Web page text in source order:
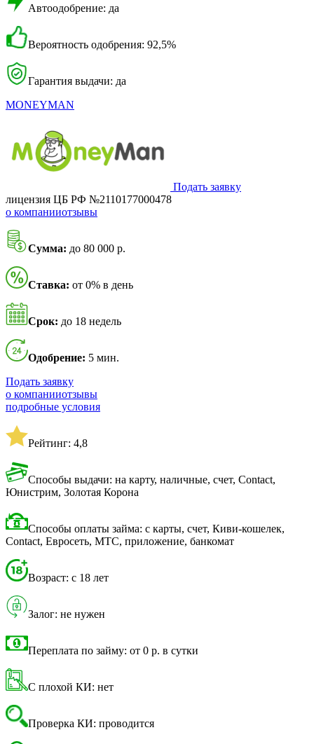
Автоодобрение: да
Вероятность одобрения: 92,5%
Гарантия выдачи: да
MONEYMAN
Подать заявку
лицензия ЦБ РФ №2110177000478
о компанииотзывы
Сумма: до 80 000 р.
Ставка: от 0% в день
Срок: до 18 недель
Одобрение: 5 мин.
Подать заявку
о компанииотзывы
подробные условия
Рейтинг: 4,8
Способы выдачи: на карту, наличные, счет, Contact,
Юнистрим, Золотая Корона
Способы оплаты займа: с карты, счет, Киви-кошелек,
Contact, Евросеть, МТС, приложение, банкомат
Возраст: с 18 лет
Залог: не нужен
Переплата по займу: от 0 р. в сутки
С плохой КИ: нет
Проверка КИ: проводится